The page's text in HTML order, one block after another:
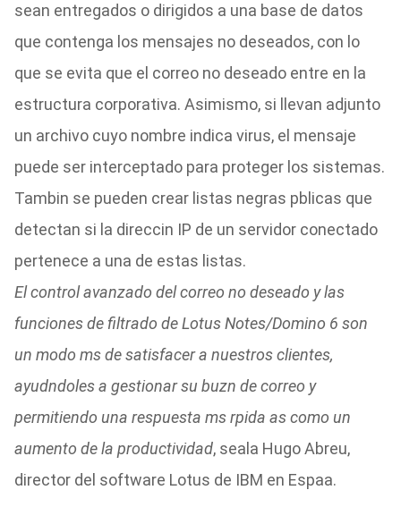
sean entregados o dirigidos a una base de datos
que contenga los mensajes no deseados, con lo
que se evita que el correo no deseado entre en la
estructura corporativa. Asimismo, si llevan adjunto
un archivo cuyo nombre indica virus, el mensaje
puede ser interceptado para proteger los sistemas.
Tambin se pueden crear listas negras pblicas que
detectan si la direccin IP de un servidor conectado
pertenece a una de estas listas.
El control avanzado del correo no deseado y las
funciones de filtrado de Lotus Notes/Domino 6 son
un modo ms de satisfacer a nuestros clientes,
ayudndoles a gestionar su buzn de correo y
permitiendo una respuesta ms rpida as como un
aumento de la productividad, seala Hugo Abreu,
director del software Lotus de IBM en Espaa.